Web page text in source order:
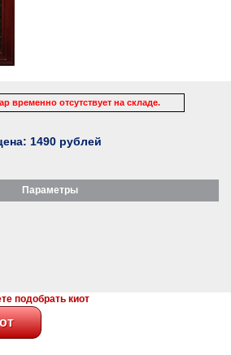
временно отсутствует на складе.
1490 рублей
Параметры
подобрать киот